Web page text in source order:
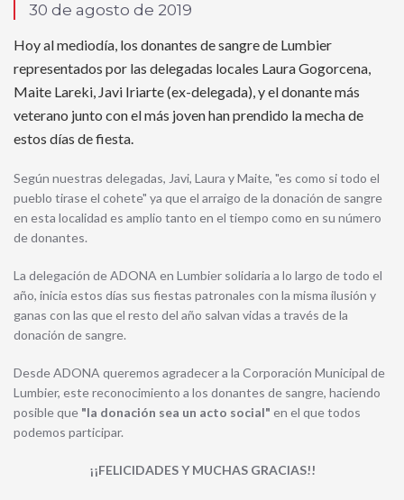
30 de agosto de 2019
Hoy al mediodía, los donantes de sangre de Lumbier
representados por las delegadas locales Laura Gogorcena,
Maite Lareki, Javi Iriarte (ex-delegada), y el donante más
veterano junto con el más joven han prendido la mecha de
estos días de fiesta.
Según nuestras delegadas, Javi, Laura y Maite, "es como si todo el
pueblo tirase el cohete" ya que el arraigo de la donación de sangre
en esta localidad es amplio tanto en el tiempo como en su número
de donantes.
La delegación de ADONA en Lumbier solidaria a lo largo de todo el
año, inicia estos días sus fiestas patronales con la misma ilusión y
ganas con las que el resto del año salvan vidas a través de la
donación de sangre.
Desde ADONA queremos agradecer a la Corporación Municipal de
Lumbier, este reconocimiento a los donantes de sangre, haciendo
posible que "la donación sea un acto social" en el que todos
podemos participar.
¡¡FELICIDADES Y MUCHAS GRACIAS!!